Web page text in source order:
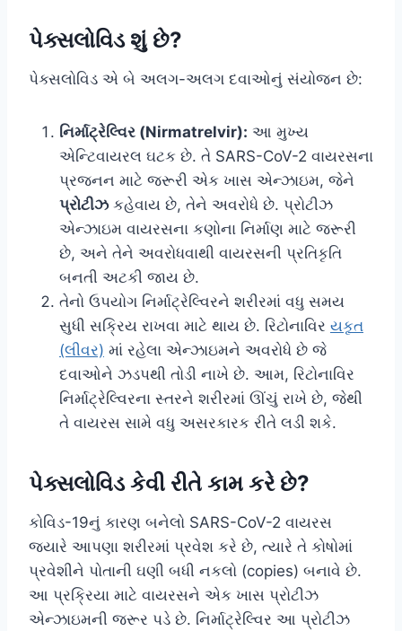
પેક્સલોવિડ શું છે?
પેક્સલોવિડ એ બે અલગ-અલગ દવાઓનું સંયોજન છે:
નિર્માટ્રેલ્વિર (Nirmatrelvir): આ મુખ્ય
એન્ટિવાયરલ ઘટક છે. તે SARS-CoV-2 વાયરસના
પ્રજનન માટે જરૂરી એક ખાસ એન્ઝાઇમ, જેને
પ્રોટીઝકહેવાય છે, તેને અવરોધે છે. પ્રોટીઝ
એન્ઝાઇમ વાયરસના કણોના નિર્માણ માટે જરૂરી
છે, અને તેને અવરોધવાથી વાયરસની પ્રતિકૃતિ
બનતી અટકી જાય છે.
તેનો ઉપયોગ નિર્માટ્રેલ્વિરને શરીરમાં વધુ સમય
સુધી સક્રિય રાખવા માટે થાય છે. રિટોનાવિર યકૃત
(લીવર) માં રહેલા એન્ઝાઇમને અવરોધે છે જે
દવાઓને ઝડપથી તોડી નાખે છે. આમ, રિટોનાવિર
નિર્માટ્રેલ્વિરના સ્તરને શરીરમાં ઊંચું રાખે છે, જેથી
તે વાયરસ સામે વધુ અસરકારક રીતે લડી શકે.
પેક્સલોવિડ કેવી રીતે કામ કરે છે?
કોવિડ-19નું કારણ બનેલો SARS-CoV-2 વાયરસ
જ્યારે આપણા શરીરમાં પ્રવેશ કરે છે, ત્યારે તે કોષોમાં
પ્રવેશીને પોતાની ઘણી બધી નકલો (copies) બનાવે છે.
આ પ્રક્રિયા માટે વાયરસને એક ખાસ પ્રોટીઝ
એન્ઝાઇમની જરૂર પડે છે. નિર્માટ્રેલ્વિર આ પ્રોટીઝ